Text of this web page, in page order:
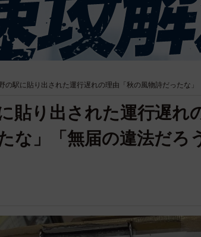
の駅に貼り出された運行遅れの理由「秋の風物詩だったな」
貼り出された運行遅れ
な」「無届の違法だろ